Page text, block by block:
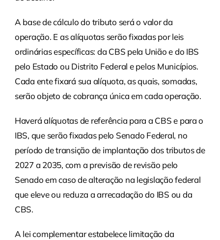
A base de cálculo do tributo será o valor da
operação. E as alíquotas serão fixadas por leis
ordinárias específicas: da CBS pela União e do IBS
pelo Estado ou Distrito Federal e pelos Municípios.
Cada ente fixará sua alíquota, as quais, somadas,
serão objeto de cobrança única em cada operação.
Haverá alíquotas de referência para a CBS e para o
IBS, que serão fixadas pelo Senado Federal, no
período de transição de implantação dos tributos de
2027 a 2035, com a previsão de revisão pelo
Senado em caso de alteração na legislação federal
que eleve ou reduza a arrecadação do IBS ou da
CBS.
A lei complementar estabelece limitação da